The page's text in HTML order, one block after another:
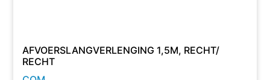
AFVOERSLANGVERLENGING 1,5M, RECHT/
RECHT